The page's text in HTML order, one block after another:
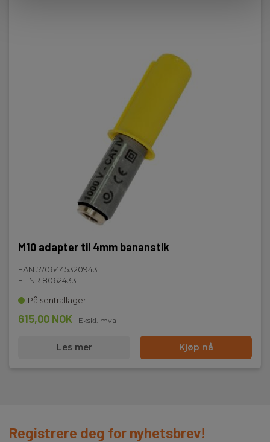
M10 adapter til 4mm bananstik
EAN 5706445320943
EL.NR 8062433
På sentrallager
615,00 NOK Ekskl. mva
Les mer Kjøp nå
Registrere deg for nyhetsbrev!